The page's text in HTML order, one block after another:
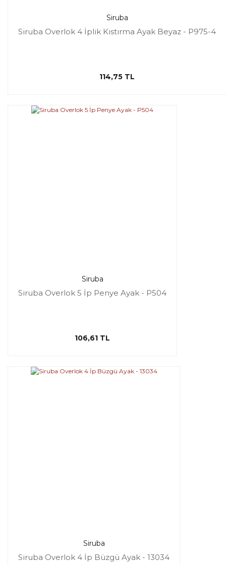
Siruba
Siruba Overlok 4 İplik Kıstırma Ayak Beyaz - P975-4
114,75 TL
Siruba
Siruba Overlok 5 İp Penye Ayak - P504
106,61 TL
Siruba
Siruba Overlok 4 İp Büzgü Ayak - 13034